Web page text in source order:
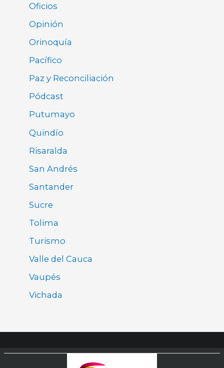
Oficios
Opinión
Orinoquía
Pacífico
Paz y Reconciliación
Pódcast
Putumayo
Quindío
Risaralda
San Andrés
Santander
Sucre
Tolima
Turismo
Valle del Cauca
Vaupés
Vichada